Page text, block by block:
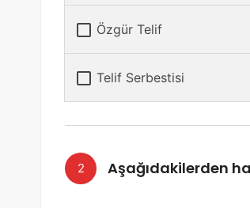
Özgür Telif
Telif Serbestisi
Aşağıdakilerden